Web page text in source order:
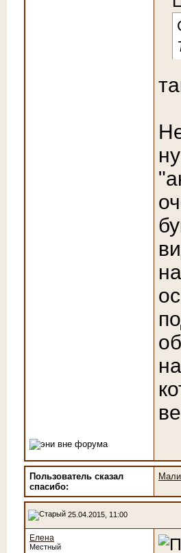
Пользователь сказал
cпасибо:
25.04.2015, 11:00
Елена
Местный